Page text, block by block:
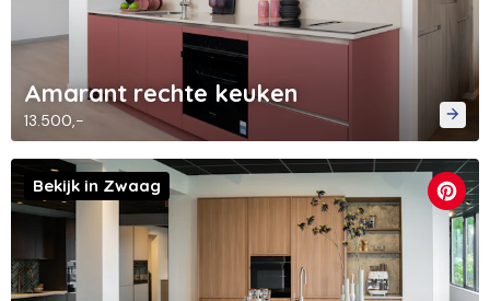
Amarant rechte keuken
13.500,-
Bekijk in Zwaag